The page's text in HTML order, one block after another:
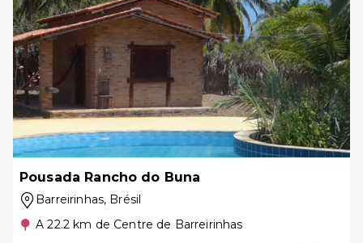
Pousada Rancho do Buna
Barreirinhas, Brésil
A 22.2 km de Centre de Barreirinhas